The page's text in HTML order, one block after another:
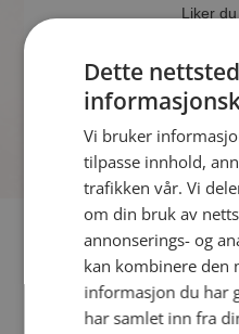
Liker
Fler single
Flere singlemenn fra
Kvinner fra Sandnes
Dette
Vi bruker
tilpasse innhold,
trafikken vår. Vi
om din bruk av
annonserings- og
kan kombinere den
informasjon du har
har samlet inn fra